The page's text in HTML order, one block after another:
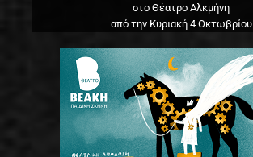
στο Θέατρο Αλκμήνη
από την Κυριακή 4 Οκτωβρίου